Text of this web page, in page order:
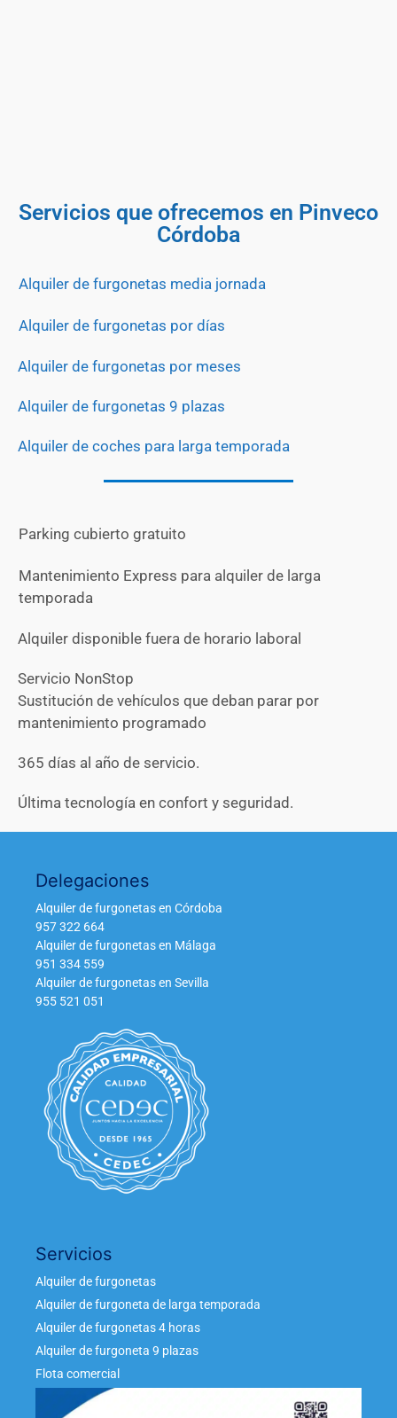
Servicios que ofrecemos en Pinveco
Córdoba
Alquiler de furgonetas media jornada
Alquiler de furgonetas por días
Alquiler de furgonetas por meses
Alquiler de furgonetas 9 plazas
Alquiler de coches para larga temporada
Parking cubierto gratuito
Mantenimiento Express para alquiler de larga
temporada
Alquiler disponible fuera de horario laboral
Servicio NonStop
Sustitución de vehículos que deban parar por
mantenimiento programado
365 días al año de servicio.
Última tecnología en confort y seguridad.
Delegaciones
Alquiler de furgonetas en Córdoba
957 322 664
Alquiler de furgonetas en Málaga
951 334 559
Alquiler de furgonetas en Sevilla
955 521 051
Servicios
Alquiler de furgonetas
Alquiler de furgoneta de larga temporada
Alquiler de furgonetas 4 horas
Alquiler de furgoneta 9 plazas
Flota comercial